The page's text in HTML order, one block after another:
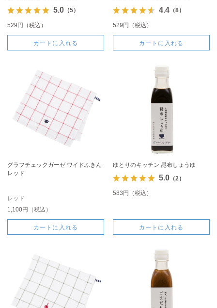
5.0（5）
529円（税込）
カートに入れる
4.4（8）
529円（税込）
カートに入れる
グラフチェックガーゼ ワイドふきん
レッド
レッド
1,100円（税込）
カートに入れる
ゆとりのキッチン 昆布しょうゆ
5.0（2）
583円（税込）
カートに入れる